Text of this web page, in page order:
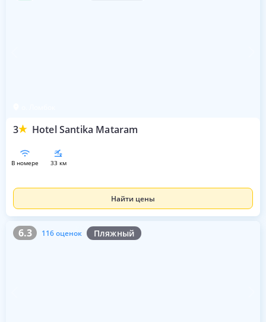
3 Hotel Santika Mataram
в номере 33 км
Найти цены
6.3 116 оценок Пляжный
6.3 116 оценок